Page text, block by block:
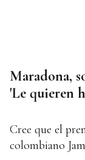
Maradona,
'Le quieren
Cree que el
colombiano